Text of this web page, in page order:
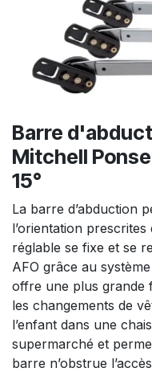
Barre
Mitchell
15°
La barre d’abduction
l’orientation
réglable se fixe et se
AFO grâce au
offre une plus grande
les changements de
l’enfant dans une
supermarché et
barre n’obstrue